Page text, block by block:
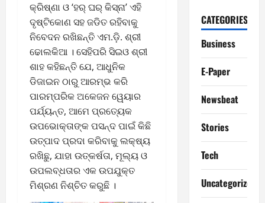
କ୍ରିଷ୍ଣା ଓ ‘ହର୍ ଘର୍ କିସ୍‌ନା’ ଏହି
ଦୃଷ୍ଟିକୋଣ ସହ ଜଡିତ ରହିବାକୁ
ନିବେଦନ ରଖିଛନ୍ତି ଏମ.ଡ଼ି. ଶ୍ରୀ
ଢୋଲକିଆ । ସେହିପରି ସିଇଓ ଶ୍ରୀ
ଶାହ କହିଛନ୍ତି ଯେ, ଆଧୁନିକ
ଡିଜାଇନ ଠାରୁ ଆରମ୍ଭ କରି
ପାରମ୍ପରିକ ଅକେଜନ ୱେୟାର
ପର୍ଯ୍ୟନ୍ତ, ଆମେ ପ୍ରତ୍ୟେକ
ଉପଭୋକ୍ତାଙ୍କ ପସନ୍ଦ ପାଇଁ କିଛି
ଉତ୍ପାଦ ପ୍ରଦା କରିବାକୁ ଲକ୍ଷ୍ୟ
ରଖିଛୁ, ଯାହା ଉତ୍କର୍ଷତା, ମୂଲ୍ୟ ଓ
ଉପଲବ୍ଧତାର ଏକ ଉପଯୁକ୍ତ
ମିଶ୍ରଣ ନିଶ୍ଚିତ କରୁଛି ।
CATEGORIES
Business
E-Paper
Newsbeat
Stories
Tech
Uncategorized